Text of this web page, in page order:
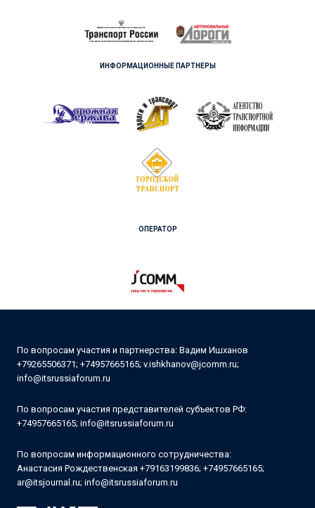
ИНФОРМАЦИОННЫЕ ПАРТНЕРЫ
ОПЕРАТОР
По вопросам участия и партнерства: Вадим Ишханов
+79265506371; +74957665165; v.ishkhanov@jcomm.ru;
info@itsrussiaforum.ru
По вопросам участия представителей субъектов РФ:
+74957665165; info@itsrussiaforum.ru
По вопросам информационного сотрудничества:
Анастасия Рождественская +79163199836; +74957665165;
ar@itsjournal.ru; info@itsrussiaforum.ru